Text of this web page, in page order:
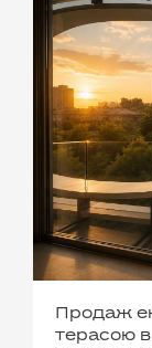
Продаж
терасою